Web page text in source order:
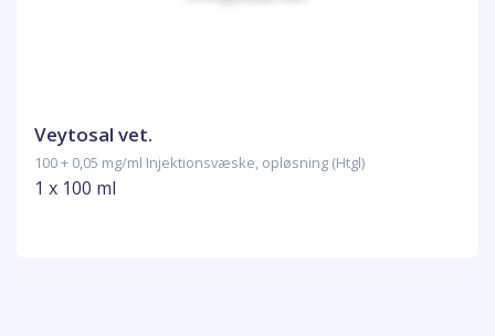
Veytosal vet.
100 + 0,05 mg/ml Injektionsvæske, opløsning (Htgl)
1 x 100 ml